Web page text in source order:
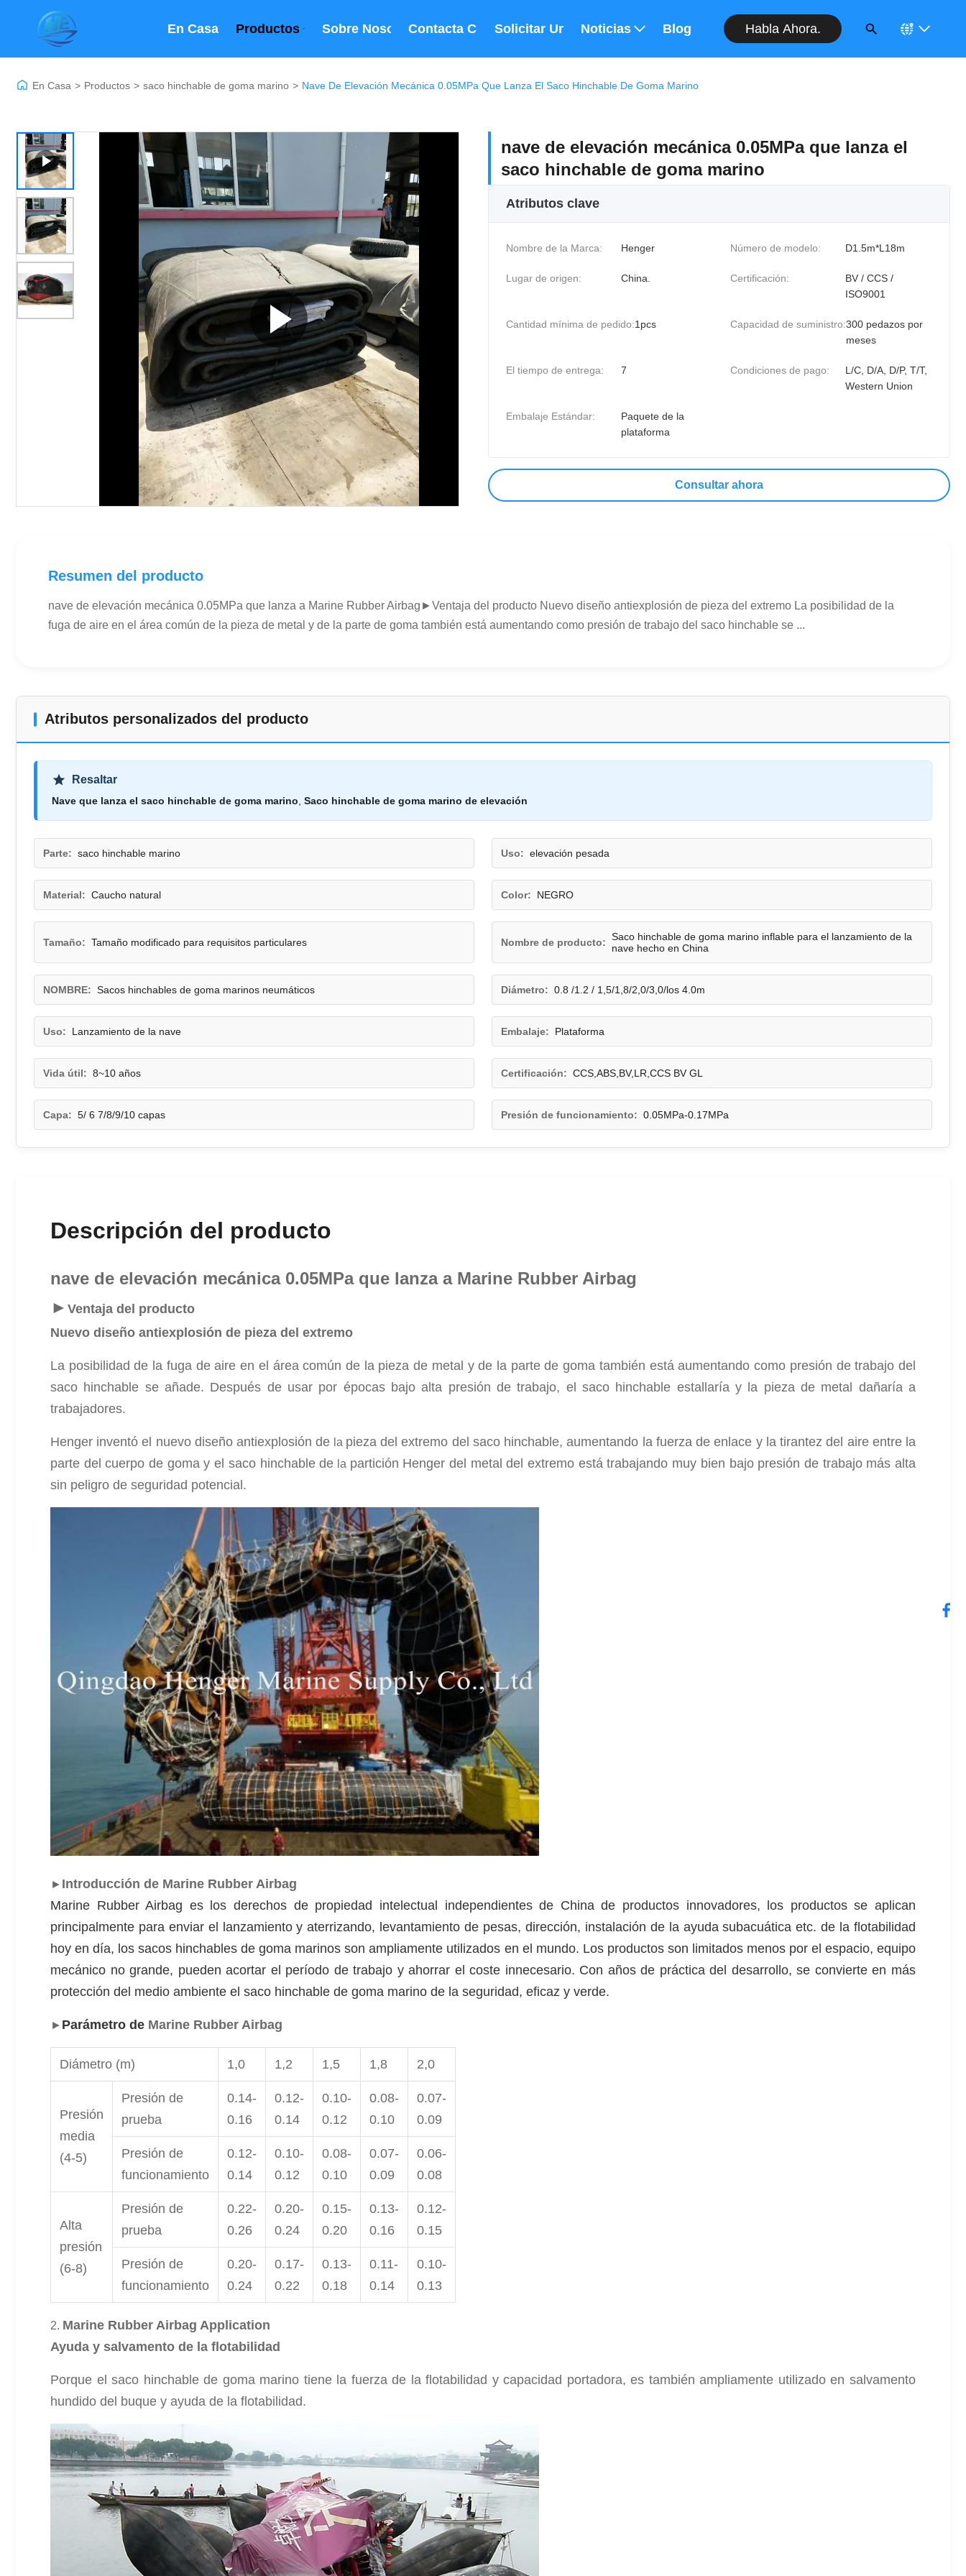
En Casa Productos Sobre NosotrosContacta Con Nosotros
Solicitar Una CitaNoticias Blog Habla Ahora.
En Casa > Productos > saco hinchable de goma marino > Nave De Elevación Mecánica 0.05MPa Que Lanza El Saco Hinchable De Goma Marino
nave de elevación mecánica 0.05MPa que lanza el
saco hinchable de goma marino
Atributos clave
Nombre de la Marca: Henger Número de modelo: D1.5m*L18m
Lugar de origen: China. Certificación:
BV / CCS /
ISO9001
Cantidad mínima de pedido:1pcs Capacidad de suministro:300 pedazos por
meses
El tiempo de entrega: 7 Condiciones de pago:
L/C, D/A, D/P, T/T,
Western Union
Embalaje Estándar:
Paquete de la
plataforma
Consultar ahora
Resumen del producto
nave de elevación mecánica 0.05MPa que lanza a Marine Rubber Airbag►Ventaja del producto Nuevo diseño antiexplosión de pieza del extremo La posibilidad de la
fuga de aire en el área común de la pieza de metal y de la parte de goma también está aumentando como presión de trabajo del saco hinchable se ...
Atributos personalizados del producto
Resaltar
Nave que lanza el saco hinchable de goma marino Saco hinchable de goma marino de elevación
Parte: saco hinchable marino Uso: elevación pesada
Material: Caucho natural Color: NEGRO
Tamaño: Tamaño modificado para requisitos particulares Nombre de producto: Saco hinchable de goma marino inflable para el lanzamiento de la
nave hecho en China
NOMBRE: Sacos hinchables de goma marinos neumáticos Diámetro: 0.8 /1.2 / 1,5/1,8/2,0/3,0/los 4.0m
Uso: Lanzamiento de la nave Embalaje: Plataforma
Vida útil: 8~10 años Certificación: CCS,ABS,BV,LR,CCS BV GL
Capa: 5/ 6 7/8/9/10 capas Presión de funcionamiento: 0.05MPa-0.17MPa
Descripción del producto
nave de elevación mecánica 0.05MPa que lanza a Marine Rubber Airbag
► Ventaja del producto
Nuevo diseño antiexplosión de pieza del extremo
La posibilidad de la fuga de aire en el área común de la pieza de metal y de la parte de goma también está aumentando como presión de trabajo del
saco hinchable se añade. Después de usar por épocas bajo alta presión de trabajo, el saco hinchable estallaría y la pieza de metal dañaría a
trabajadores.
Henger inventó el nuevo diseño antiexplosión de la pieza del extremo del saco hinchable, aumentando la fuerza de enlace y la tirantez del aire entre la
parte del cuerpo de goma y el saco hinchable de la partición Henger del metal del extremo está trabajando muy bien bajo presión de trabajo más alta
sin peligro de seguridad potencial .
► Introducción de Marine Rubber Airbag
Marine Rubber Airbag es los derechos de propiedad intelectual independientes de China de productos innovadores, los productos se aplican
principalmente para enviar el lanzamiento y aterrizando, levantamiento de pesas, dirección, instalación de la ayuda subacuática etc. de la flotabilidad
hoy en día, los sacos hinchables de goma marinos son ampliamente utilizados en el mundo. Los productos son limitados menos por el espacio, equipo
mecánico no grande, pueden acortar el período de trabajo y ahorrar el coste innecesario. Con años de práctica del desarrollo, se convierte en más
protección del medio ambiente el saco hinchable de goma marino de la seguridad, eficaz y verde.
► Parámetro de Marine Rubber Airbag
Diámetro (m) 1,0 1,2 1,5 1,8 2,0
Presión
media
(4-5)
Presión de
prueba
0.14-
0.16
0.12-
0.14
0.10-
0.12
0.08-
0.10
0.07-
0.09
Presión de
funcionamiento
0.12-
0.14
0.10-
0.12
0.08-
0.10
0.07-
0.09
0.06-
0.08
Alta
presión
(6-8)
Presión de
prueba
0.22-
0.26
0.20-
0.24
0.15-
0.20
0.13-
0.16
0.12-
0.15
Presión de
funcionamiento
0.20-
0.24
0.17-
0.22
0.13-
0.18
0.11-
0.14
0.10-
0.13
2. Marine Rubber Airbag Application
Ayuda y salvamento de la flotabilidad
Porque el saco hinchable de goma marino tiene la fuerza de la flotabilidad y capacidad portadora, es también ampliamente utilizado en salvamento
hundido del buque y ayuda de la flotabilidad.